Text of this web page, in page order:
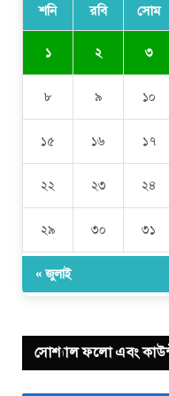
শনি রবি সোম
১ ২ ৩
৮ ৯ ১০
১৫ ১৬ ১৭
২২ ২৩ ২৪
২৯ ৩০ ৩১
« জুলাই
সোশ্যাল ফলো এবং